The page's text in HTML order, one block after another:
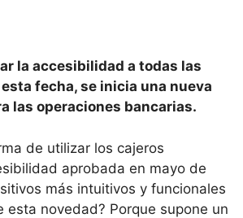
la accesibilidad a todas las
fecha, se inicia una nueva
las operaciones bancarias.
de utilizar los cajeros
aprobada en mayo de
más intuitivos y funcionales
novedad? Porque supone un